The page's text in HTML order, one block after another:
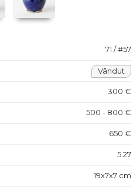
71 / #57
Vândut
300 €
500 - 800 €
650 €
5.27
19x7x7 cm